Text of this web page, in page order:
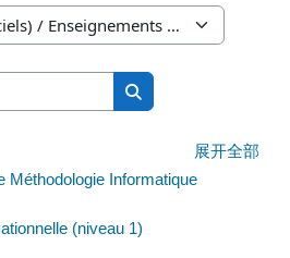
搜索课程
搜索课程
展开全部
Méthodologie Informatique
(niveau 1)